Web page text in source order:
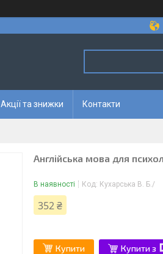
Акції та знижки Контакти
Англійська мова для
В наявності Код: Кухарська В. Б./
352 ₴
Купити Купити з